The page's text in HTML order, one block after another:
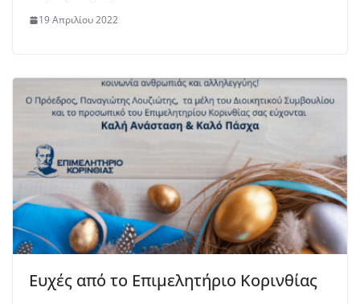
19 Απριλίου 2022
Ευχές από το Επιμελητήριο Κορινθίας